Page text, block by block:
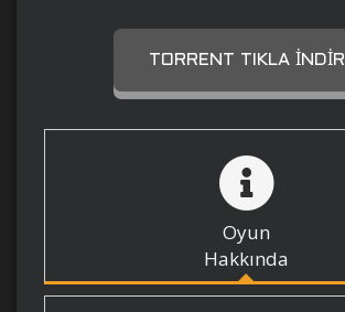
TORRENT TIKLA İNDIR
Oyun
Hakkında